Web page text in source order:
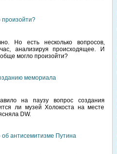
произойти?
Но есть несколько вопросов,
анализируя происходящее. И
могло произойти?
мемориала
на паузу вопрос создания
ли музей Холокоста на месте
DW.
антисемитизме Путина